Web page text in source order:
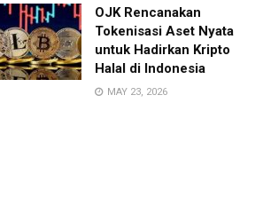
OJK Rencanakan
Tokenisasi Aset Nyata
untuk Hadirkan Kripto
Halal di Indonesia
MAY 23, 2026